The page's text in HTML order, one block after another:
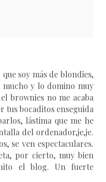
soy más de blondies,
mucho y lo domino muy
brownies no me acaba
tus bocaditos enseguida
lástima que me he
del ordenador,je,je.
se ven espectaculares.
por cierto, muy bien
el blog. Un fuerte